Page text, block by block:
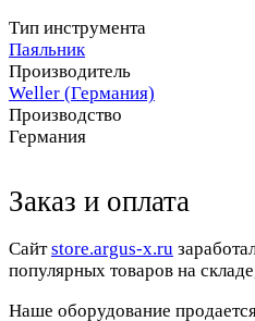
Тип инструмента
Паяльник
Производитель
Weller (Германия)
Производство
Германия
Заказ и оплата
Cайтstore.argus-x.ru
популярных товаров на
Наше оборудование